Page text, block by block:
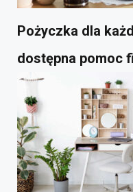
Pożyczka dla
dostępna pomoc